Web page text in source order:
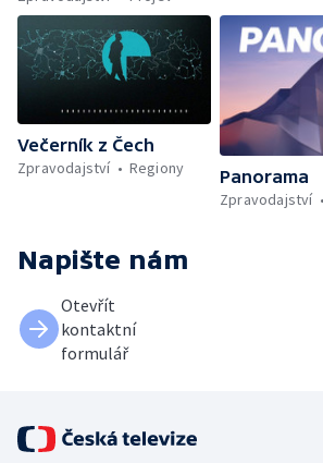
Večerník z Čech
Zpravodajství
Regiony
Panorama
Zpravodajství
Napište nám
Otevřít
kontaktní
formulář